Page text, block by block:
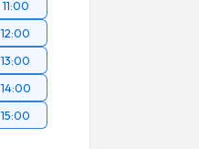
11:00
12:00
13:00
14:00
15:00